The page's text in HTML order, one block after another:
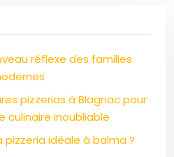
réflexe des familles
pizzerias à Blagnac pour
culinaire inoubliable
idéale à balma ?